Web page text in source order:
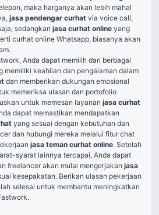
maka harganya akan lebih mahal
jasa pendengar curhat via voice call,
sedangkan jasa curhat online yang
curhat online Whatsapp, biasanya akan
dan memberikan dukungan emosional
memeriksa ulasan dan portofolio
untuk memesan layanan jasa curhat
dapat memastikan mendapatkan
yang sesuai dengan kebutuhan dan
dan hubungi mereka melalui fitur chat
jasa teman curhat online. Setelah
syarat lainnya tercapai, Anda dapat
freelancer akan mulai mengerjakan jasa
selesai untuk membantu meningkatkan